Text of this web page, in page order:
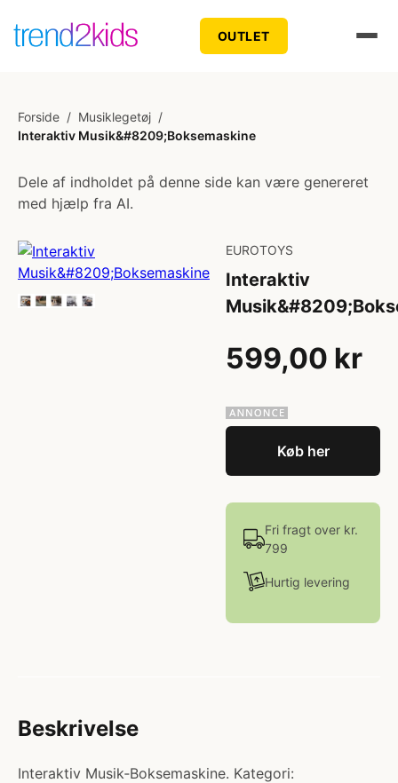
OUTLET
Forside / Musiklegetøj /
Interaktiv Musik&#8209;Boksemaskine
Dele af indholdet på denne side kan være genereret
med hjælp fra AI.
EUROTOYS
Interaktiv
599,00 kr
Køb her
Fri fragt over kr.
799
Hurtig levering
Beskrivelse
Interaktiv Musik‑Boksemaskine. Kategori: